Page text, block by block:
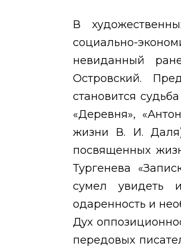
В
социально-
невиданный
Островский.
становится
«Деревня»,
жизни В. И.
посвященных
Тургенева
сумел увидеть
одаренность и
Дух
передовых